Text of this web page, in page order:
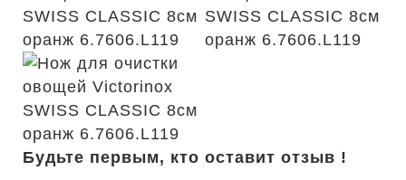
Будьте первым, кто оставит отзыв !